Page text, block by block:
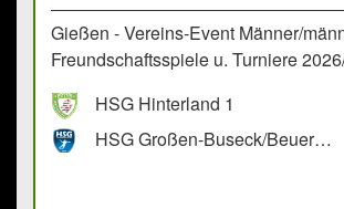
Gießen - Vereins-Event Männer/
Freundschaftsspiele u. Turniere
HSG Hinterland 1
HSG Großen-Buseck/Beuern 1